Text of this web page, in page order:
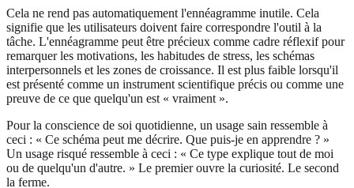
Cela ne rend pas automatiquement l'ennéagramme inutile. Cela
signifie que les utilisateurs doivent faire correspondre l'outil à la
tâche. L'ennéagramme peut être précieux comme cadre réflexif pour
remarquer les motivations, les habitudes de stress, les schémas
interpersonnels et les zones de croissance. Il est plus faible lorsqu'il
est présenté comme un instrument scientifique précis ou comme une
preuve de ce que quelqu'un est « vraiment ».
Pour la conscience de soi quotidienne, un usage sain ressemble à
ceci : « Ce schéma peut me décrire. Que puis-je en apprendre ? »
Un usage risqué ressemble à ceci : « Ce type explique tout de moi
ou de quelqu'un d'autre. » Le premier ouvre la curiosité. Le second
la ferme.